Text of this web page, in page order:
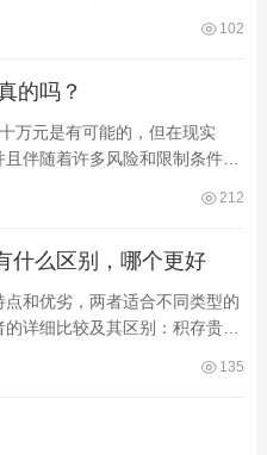
102
的吗？
万元是有可能的，但在现实
伴随着许多风险和限制条件。
212
什么区别，哪个更好
和优劣，两者适合不同类型的
详细比较及其区别：积存贵金
135